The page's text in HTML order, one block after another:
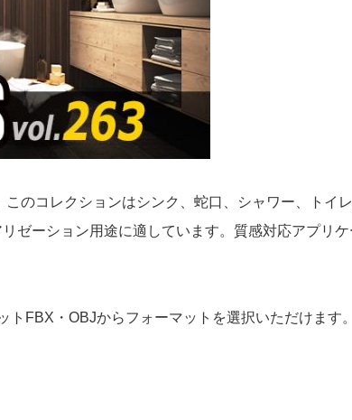
のコレクションはシンク、蛇口、シャワー、トイ
ゼーション用途に適しています。質感対応アプリ
FBX・OBJからフォーマットを選択いただけます。